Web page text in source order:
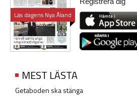
Läs dagens Nya Åland
MEST LÄSTA
Getaboden ska stänga